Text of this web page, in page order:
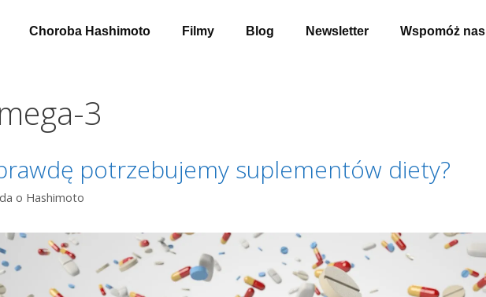
Choroba Hashimoto Filmy Blog Newsletter Wspomóż nas
3
potrzebujemy suplementów diety?
o Hashimoto